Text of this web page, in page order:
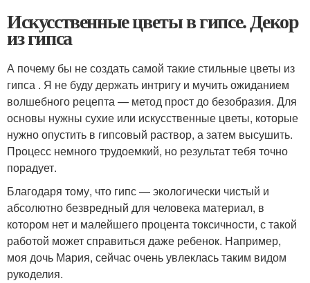
Искусственные цветы в гипсе. Декор
из гипса
А почему бы не создать самой такие стильные цветы из
гипса . Я не буду держать интригу и мучить ожиданием
волшебного рецепта — метод прост до безобразия. Для
основы нужны сухие или искусственные цветы, которые
нужно опустить в гипсовый раствор, а затем высушить.
Процесс немного трудоемкий, но результат тебя точно
порадует.
Благодаря тому, что гипс — экологически чистый и
абсолютно безвредный для человека материал, в
котором нет и малейшего процента токсичности, с такой
работой может справиться даже ребенок. Например,
моя дочь Мария, сейчас очень увлеклась таким видом
рукоделия.